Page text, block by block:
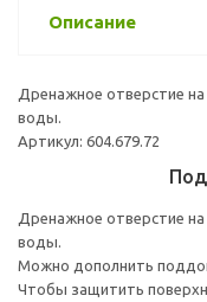
Описание
Дренажное отверстие
воды.
Артикул: 604.679.72
Дренажное отверстие
воды.
Можно дополнить
Чтобы защитить